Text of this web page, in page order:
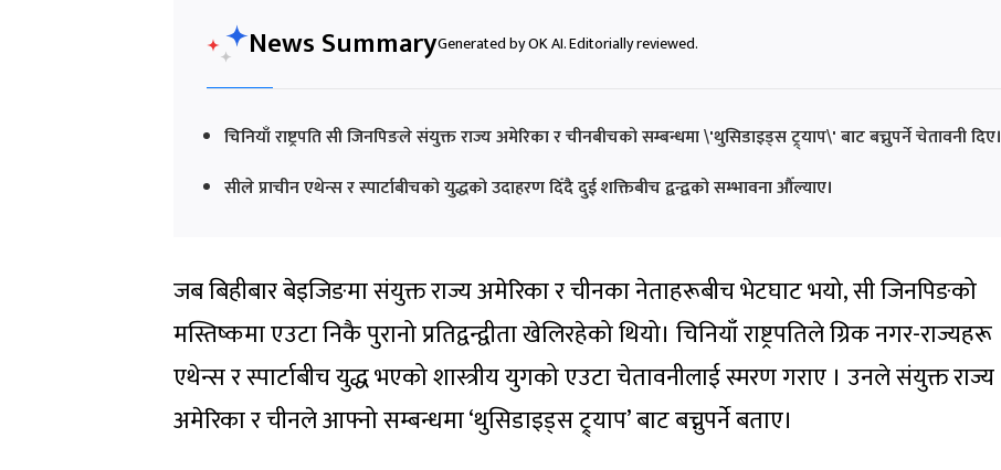
News SummaryGenerated by OK AI. Editorially reviewed.
चिनियाँ राष्ट्रपति सी जिनपिङले संयुक्त राज्य अमेरिका र चीनबीचको सम्बन्धमा \'थुसिडाइड्स ट्र्याप\' बाट बच्नुपर्ने चेतावनी दिए।
सीले प्राचीन एथेन्स र स्पार्टाबीचको युद्धको उदाहरण दिँदै दुई शक्तिबीच द्वन्द्वको सम्भावना औँल्याए।
जब बिहीबार बेइजिङमा संयुक्त राज्य अमेरिका र चीनका नेताहरूबीच भेटघाट भयो, सी जिनपिङको
मस्तिष्कमा एउटा निकै पुरानो प्रतिद्वन्द्वीता खेलिरहेको थियो। चिनियाँ राष्ट्रपतिले ग्रिक नगर-राज्यहरू
एथेन्स र स्पार्टाबीच युद्ध भएको शास्त्रीय युगको एउटा चेतावनीलाई स्मरण गराए । उनले संयुक्त राज्य
अमेरिका र चीनले आफ्नो सम्बन्धमा ‘थुसिडाइड्स ट्र्याप’ बाट बच्नुपर्ने बताए।